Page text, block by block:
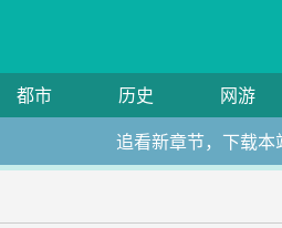
都市 历史 网游
追看新章节，下载